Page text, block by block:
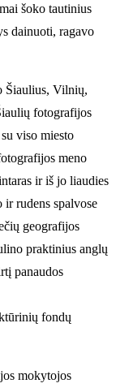
šoko tautinius
dainuoti, ragavo
Šiaulius, Vilnių,
fotografijos
viso miesto
meno
ir iš jo liaudies
rudens spalvose
geografijos
praktinius anglų
panaudos
fondų
mokytojos